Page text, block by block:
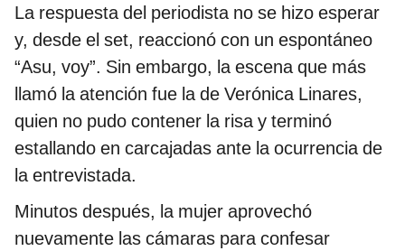
La respuesta del periodista no se hizo esperar
y, desde el set, reaccionó con un espontáneo
“Asu, voy”. Sin embargo, la escena que más
llamó la atención fue la de Verónica Linares,
quien no pudo contener la risa y terminó
estallando en carcajadas ante la ocurrencia de
la entrevistada.
Minutos después, la mujer aprovechó
nuevamente las cámaras para confesar